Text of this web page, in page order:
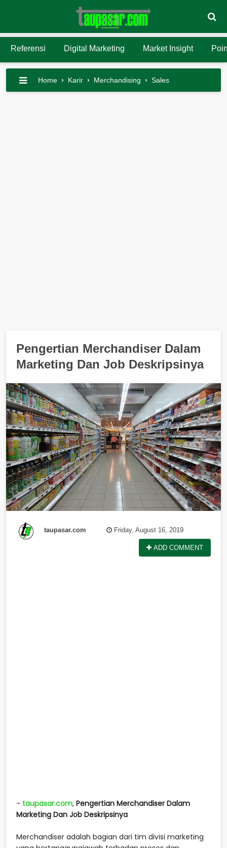
Referensi Digital Marketing Market Insight
Home › Karir › Merchandising › Sales
Pengertian Merchandiser Dalam
Marketing Dan Job Deskripsinya
taupasar.com Friday, August 16, 2019
ADD COMMENT
- taupasar.com, Pengertian Merchandiser Dalam
Marketing Dan Job Deskripsinya
Merchandiser adalah bagian dari tim divisi marketing